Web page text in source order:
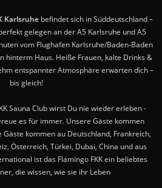
Karlsruhe befindet sich in Süddeutschland –
gelegen an der A5 Karlsruhe und A5
vom Flughafen Karlsruhe/Baden-Baden
hinterm Haus. Heiße Frauen, kalte Drinks &
entspannter Atmosphäre erwarten dich –
bis gleich!
Sauna Club wirst Du nie wieder erleben -
es für immer. Unsere Gäste kommen
kommen au Deutschland, Frankreich,
Österreich, Türkei, Dubai, China und aus
ist das Flamingo FKK ein beliebtes
die wissen, wie sie ihr Leben